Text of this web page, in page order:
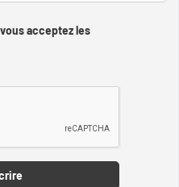
acceptez les